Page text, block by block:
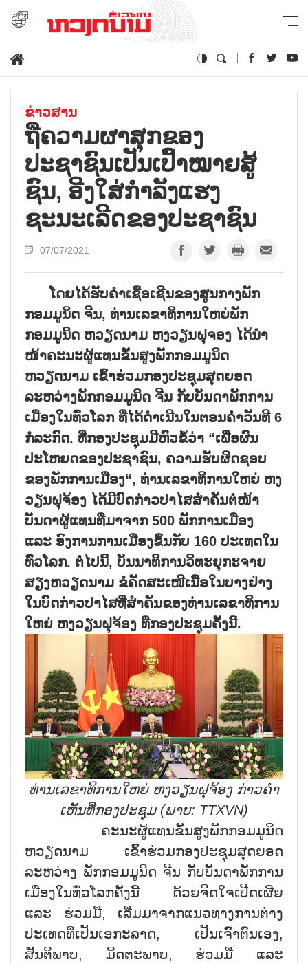
ຂ່າວສານ
ຖືຄວາມຜາສຸກຂອງ
ປະຊາຊົນເປັນເປົ້າໝາຍສູ້
ຊົນ, ອີງໃສ່ກຳລັງແຮງ
ຊະນະເລີດຂອງປະຊາຊົນ
07/07/2021
ໂດຍໄດ້ຮັບຄຳເຊື້ອເຊີນຂອງສູນກາງພັກ
ກອມມູນິດ ຈີນ, ທ່ານເລຂາທິການໃຫຍ່ພັກ
ກອມມູນິດ ຫວຽດນາມ ຫງວຽນຝຸຈອງ ໄດ້ນຳ
ໜ້າຄະນະຜູ້ແທນຂັ້ນສູງພັກກອມມູນິດ
ຫວຽດນາມ ເຂົ້າຮ່ວມກອງປະຊຸມສຸດຍອດ
ລະຫວ່າງພັກກອມມູນິດ ຈີນ ກັບບັນດາພັກການ
ເມືອງໃນທົ່ວໂລກ ທີ່ໄດ້ດຳເນີນໃນຕອນຄ່ຳວັນທີ 6
ກໍລະກົດ. ທີ່ກອງປະຊຸມມີຫົວຂໍ້ວ່າ “ເພື່ອຜົນ
ປະໂຫຍດຂອງປະຊາຊົນ, ຄວາມຮັບຜິດຊອບ
ຂອງພັກການເມືອງ“, ທ່ານເລຂາທິການໃຫຍ່ ຫງ
ວຽນຝຸຈ້ອງ ໄດ້ມີບົດກ່າວປາໄສສຳຄັນຕໍ່ໜ້າ
ບັນດາຜູ້ແທນທີ່ມາຈາກ 500 ພັກການເມືອງ
ແລະ ອົງການການເມືອງຂຶ້ນກັບ 160 ປະເທດໃນ
ທົ່ວໂລກ. ຕໍ່ໄປນີ້, ບັນນາທິການວິທະຍຸກະຈາຍ
ສຽງຫວຽດນາມ ຂໍຄັດສະເໜີເນື້ອໃນບາງຢ່າງ
ໃນບົດກ່າວປາໄສທີ່ສຳຄັນຂອງທ່ານເລຂາທິການ
ໃຫຍ່ ຫງວຽນຝຸຈ້ອງ ທີ່ກອງປະຊຸມຄັ້ງນີ້.
ທ່ານເລຂາທິການໃຫຍ່ ຫງວຽນຝຸຈ້ອງ ກ່າວຄຳ
ເຫັນທີ່ກອງປະຊຸມ (ພາບ: TTXVN)
ຄະນະຜູ້ແທນຂັ້ນສູງພັກກອມມູນິດ
ຫວຽດນາມ ເຂົ້າຮ່ວມກອງປະຊຸມສຸດຍອດ
ລະຫວ່າງ ພັກກອມມູນິດ ຈີນ ກັບບັນດາພັກການ
ເມືອງໃນທົ່ວໂລກຄັ້ງນີ້ ດ້ວຍຈິດໃຈເປີດເຜີຍ
ແລະ ຮ່ວມມື, ເລີ່ມມາຈາກແນວທາງການຕ່າງ
ປະເທດທີ່ເປັນເອກະລາດ, ເປັນເຈົ້າຕົນເອງ,
ສັນຕິພາບ, ມິດຕະພາບ, ຮ່ວມມື ແລະ